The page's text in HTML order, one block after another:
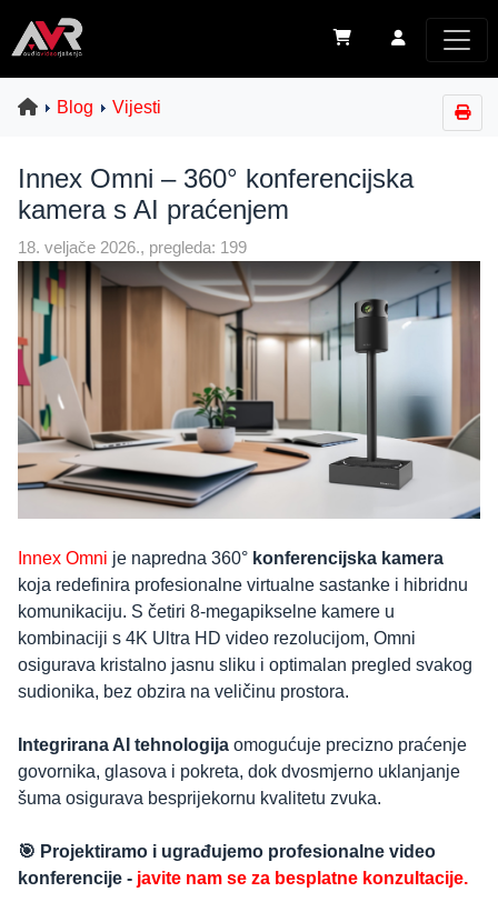
Blog Vijesti
Innex Omni – 360° konferencijska
kamera s AI praćenjem
18. veljače 2026., pregleda: 199
Innex Omni je napredna 360° konferencijska kamera
koja redefinira profesionalne virtualne sastanke i hibridnu
komunikaciju. S četiri 8-megapikselne kamere u
kombinaciji s 4K Ultra HD video rezolucijom, Omni
osigurava kristalno jasnu sliku i optimalan pregled svakog
sudionika, bez obzira na veličinu prostora.
Integrirana AI tehnologija omogućuje precizno praćenje
govornika, glasova i pokreta, dok dvosmjerno uklanjanje
šuma osigurava besprijekornu kvalitetu zvuka.
🎯 Projektiramo i ugrađujemo profesionalne video
konferencije - javite nam se za besplatne konzultacije.